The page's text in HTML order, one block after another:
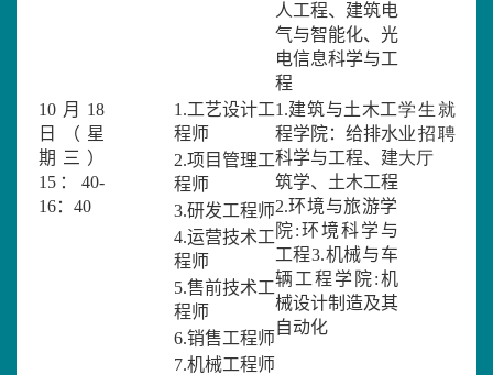
人工程、建筑电
气与智能化、光
电信息科学与工
程
10月 18
日（星
期三）
15： 40-
16： 40
1.工艺设计工
程师
2.项目管理工
程师
3.研发工程师
4.运营技术工
程师
5.售前技术工
程师
6.销售工程师
7.机械工程师
1.建筑与土木工
程学院： 给排水
科学与工程、建
筑学、土木工程
2.环境与旅游学
院:环境科学与
工程3.机械与车
辆工程学院:机
械设计制造及其
自动化
学生就
业招聘
大厅